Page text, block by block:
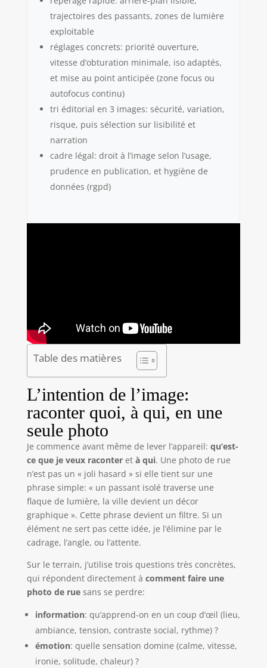
trajectoires des passants, zones de lumière
exploitable
réglages concrets: priorité ouverture,
vitesse d’obturation minimale, iso adaptés,
et mise au point anticipée (zone focus ou
autofocus continu)
tri éditorial en 3 images: sécurité, variation,
risque, puis sélection sur lisibilité et
narration
cadre légal: droit à l’image selon l’usage,
prudence en publication, et hygiène de
données (rgpd)
Table des matières
L’intention de l’image:
raconter quoi, à qui, en une
seule photo
Je commence avant même de lever l’appareil: qu’est-
ce que je veux raconteret à qui. Une photo de rue
n’est pas un « joli hasard » si elle tient sur une
phrase simple: « un passant isolé traverse une
flaque de lumière, la ville devient un décor
graphique ». Cette phrase devient un filtre. Si un
élément ne sert pas cette idée, je l’élimine par le
cadrage, l’angle, ou l’attente.
Sur le terrain, j’utilise trois questions très concrètes,
qui répondent directement à comment faire une
photo de ruesans se perdre:
information: qu’apprend-on en un coup d’œil (lieu,
ambiance, tension, contraste social, rythme) ?
émotion: quelle sensation domine (calme, vitesse,
ironie, solitude, chaleur) ?